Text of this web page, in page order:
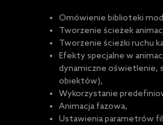
Omówienie biblioteki
Tworzenie ścieżek
Tworzenie ścieżki ruchu
Efekty specjalne w
dynamiczne oświetlenie,
obiektów),
Wykorzystanie
Animacja fazowa,
Ustawienia parametrów